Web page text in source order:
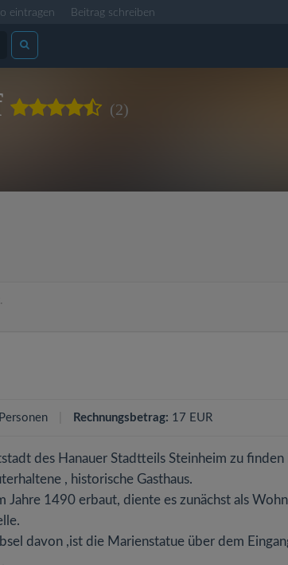
eintragen Beitrag schreiben
(2)
Personen Rechnungsbetrag: 17 EUR
des Hanauer Stadtteils Steinheim zu finden
, historische Gasthaus.
Jahre 1490 erbaut, diente es zunächst als
davon ,ist die Marienstatue über dem